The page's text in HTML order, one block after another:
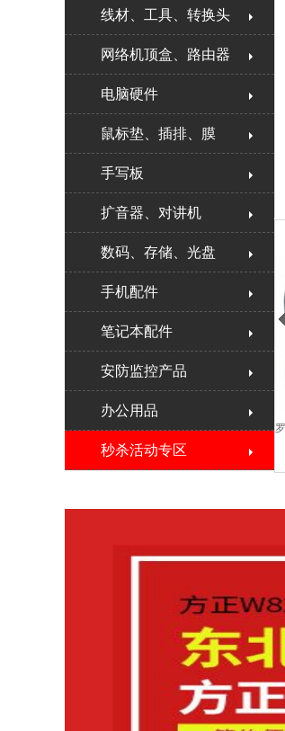
线材、工具、转换头
网络机顶盒、路由器
电脑硬件
鼠标垫、插排、膜
手写板
扩音器、对讲机
数码、存储、光盘
手机配件
笔记本配件
安防监控产品
办公用品
秒杀活动专区